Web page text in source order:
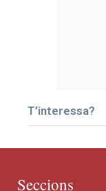
T’interessa?
Seccions